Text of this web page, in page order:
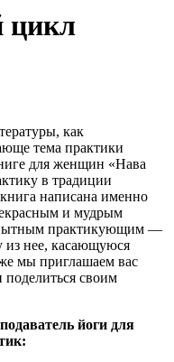
цикл
как
тема практики
для женщин «Нава
в традиции
написана именно
и мудрым
практикующим —
из нее, касающуюся
мы приглашаем вас
поделиться своим
йоги для